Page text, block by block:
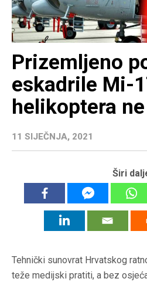
Prizemljeno
eskadrile Mi-
helikoptera
11 SIJEČNJA, 2021
Širi
Tehnički sunovrat Hrvatskog
teže medijski pratiti, a bez